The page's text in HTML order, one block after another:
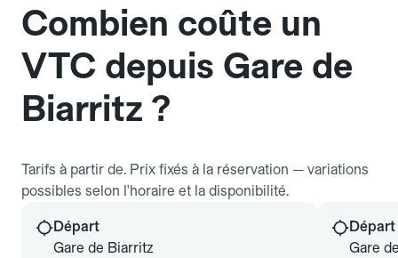
Combien coûte un
VTC depuis Gare de
Biarritz ?
Tarifs à partir de. Prix fixés à la réservation — variations
possibles selon l'horaire et la disponibilité.
Départ
Gare de Biarritz
Départ
Gare